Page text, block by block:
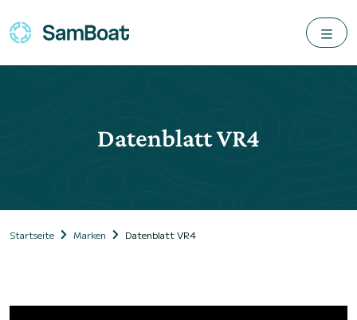
Datenblatt VR4
Startseite Marken Datenblatt VR4